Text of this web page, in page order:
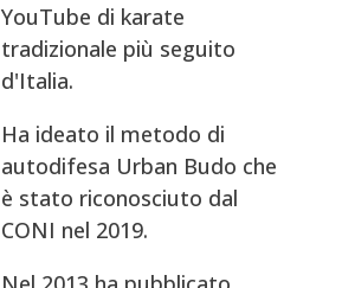
YouTube di karate
tradizionale più seguito
d'Italia.
Ha ideato il metodo di
autodifesa Urban Budo che
è stato riconosciuto dal
CONI nel 2019.